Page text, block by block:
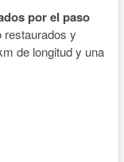
por el paso
y
de longitud y una